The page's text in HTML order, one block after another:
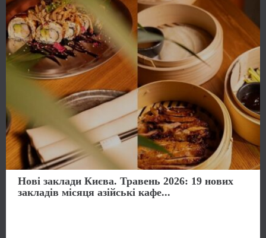
Нові заклади Києва. Травень 2026: 19 нових
закладів місяця азійські кафе...